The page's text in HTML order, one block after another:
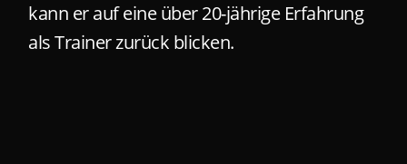
kann er auf eine über 20-jährige Erfahrung
als Trainer zurück blicken.